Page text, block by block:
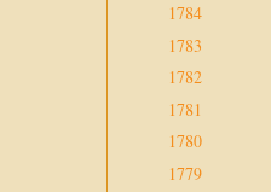
1784
1783
1782
1781
1780
1779